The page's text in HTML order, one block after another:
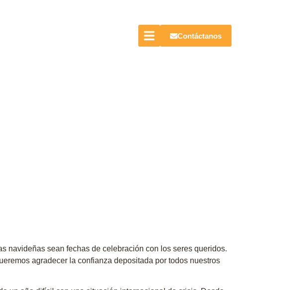
Contáctanos
navideñas sean fechas de celebración con los seres queridos.
agradecer la confianza depositada por todos nuestros